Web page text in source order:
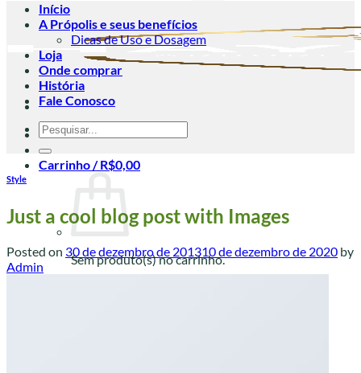
Carrinho /R$0,00
Sem produto(s) no carrinho.
Início
A Própolis e seus benefícios
Dicas de Uso e Dosagem
Loja
Onde comprar
História
Fale Conosco
Pesquisar
por:
Style
Just a cool blog post with Images
Posted on 30 de dezembro de 201310 de dezembro de 2020 by
Admin